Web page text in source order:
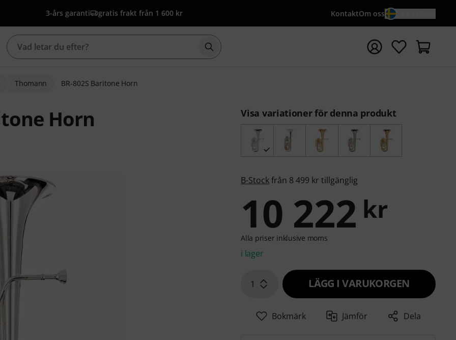
3-års garanti gratis frakt från 1 600 kr KontaktOm oss
Börja sökningen med söktermen {searchTerm}
Thomann BR-802S Baritone Horn
Horn Visa variationer för denna produkt
B-Stockfrån 8 499 kr tillgänglig
10 222 kr
Alla priser inklusive moms
i lager
1 LÄGG I VARUKORGEN
Bokmärk Jämför Dela